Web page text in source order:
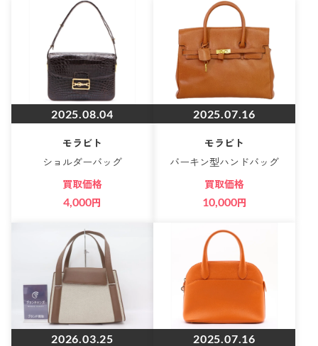
2025.08.04
モラビト
ショルダーバッグ
買取価格
4,000円
2025.07.16
モラビト
バーキン型ハンドバッグ
買取価格
10,000円
2026.03.25 2025.07.16